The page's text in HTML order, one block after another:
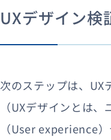
UXデザイン検
次のステップは、UX
（UXデザインとは
（User experience